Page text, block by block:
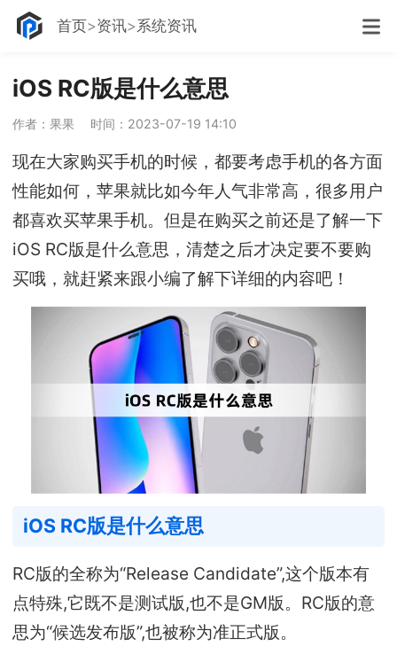
首页 资讯 系统资讯
iOS RC版是什么意思
作者：果果 时间：2023-07-19 14:10
现在大家购买手机的时候，都要考虑手机的各方面
性能如何，苹果就比如今年人气非常高，很多用户
都喜欢买苹果手机。但是在购买之前还是了解一下
iOS RC版是什么意思，清楚之后才决定要不要购
买哦，就赶紧来跟小编了解下详细的内容吧！
iOS RC版是什么意思
RC版的全称为“Release Candidate”,这个版本有
点特殊,它既不是测试版,也不是GM版。RC版的意
思为“候选发布版”,也被称为准正式版。